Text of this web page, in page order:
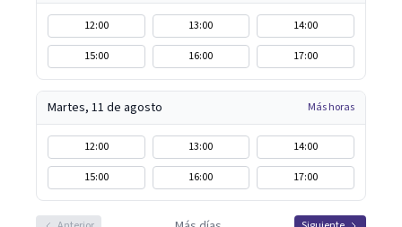
12:00 13:00
14:00
15:00
16:00 17:00
Martes, 11 de agosto Más horas
12:00 13:00
14:00
15:00
16:00 17:00